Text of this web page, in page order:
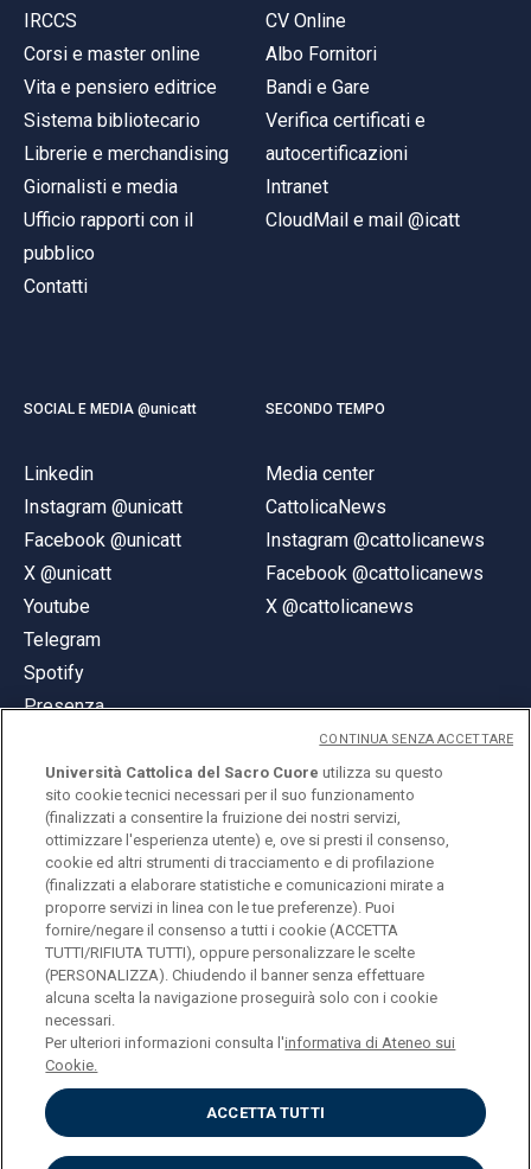
IRCCS
Corsi e master online
Vita e pensiero editrice
Sistema bibliotecario
Librerie e merchandising
Giornalisti e media
Ufficio rapporti con il
pubblico
Contatti
CV Online
Albo Fornitori
Bandi e Gare
Verifica certificati e
autocertificazioni
Intranet
CloudMail e mail @icatt
SOCIAL E MEDIA @unicatt
Linkedin
Instagram @unicatt
Facebook @unicatt
X @unicatt
Youtube
Telegram
Spotify
Presenza
SECONDO TEMPO
Media center
CattolicaNews
Instagram @cattolicanews
Facebook @cattolicanews
X @cattolicanews
© Università Cattolica del Sacro Cuore
Largo A. Gemelli 1, 20123 Milano
PI 02133120150
ENGLISH
Privacy
Accessibilità
Università Cattolica del Sacro Cuore utilizza su questo
sito cookie tecnici necessari per il suo funzionamento
(finalizzati a consentire la fruizione dei nostri servizi,
ottimizzare l'esperienza utente) e, ove si presti il consenso,
cookie ed altri strumenti di tracciamento e di profilazione
(finalizzati a elaborare statistiche e comunicazioni mirate a
proporre servizi in linea con le tue preferenze). Puoi
fornire/negare il consenso a tutti i cookie (ACCETTA
TUTTI/RIFIUTA TUTTI), oppure personalizzare le scelte
(PERSONALIZZA). Chiudendo il banner senza effettuare
alcuna scelta la navigazione proseguirà solo con i cookie
necessari.
Per ulteriori informazioni consulta l'informativa di Ateneo sui
Cookie.
ACCETTA TUTTI
CONTINUA SENZA ACCETTARE